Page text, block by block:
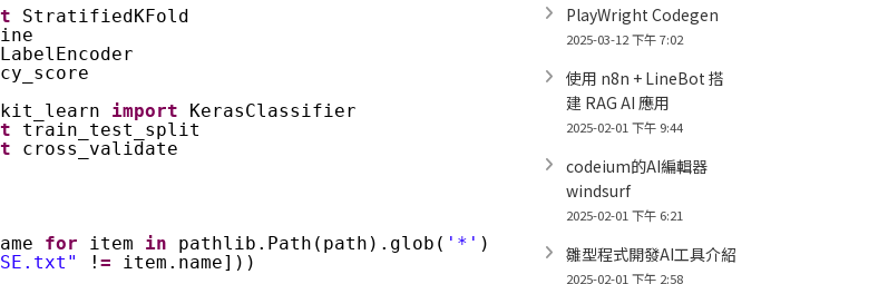
StratifiedKFold
LabelEncoder
import
KerasClassifier
train_test_split
cross_validate
for item in pathlib.Path(path).glob( '*' )
!=
item.name]))
PlayWright Codegen
2025-03-12 下午 7:02
使用 n8n + LineBot 搭
建 RAG AI 應用
2025-02-01 下午 9:44
codeium的AI編輯器
windsurf
2025-02-01 下午 6:21
雛型程式開發AI工具介紹
2025-02-01 下午 2:58